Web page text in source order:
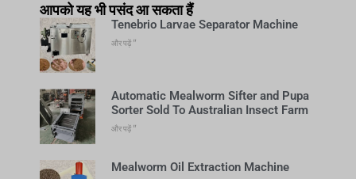
आपको यह भी पसंद आ सकता हैं
Tenebrio Larvae Separator Machine
और पढ़ें "
Automatic Mealworm Sifter and Pupa
Sorter Sold To Australian Insect Farm
और पढ़ें "
Mealworm Oil Extraction Machine